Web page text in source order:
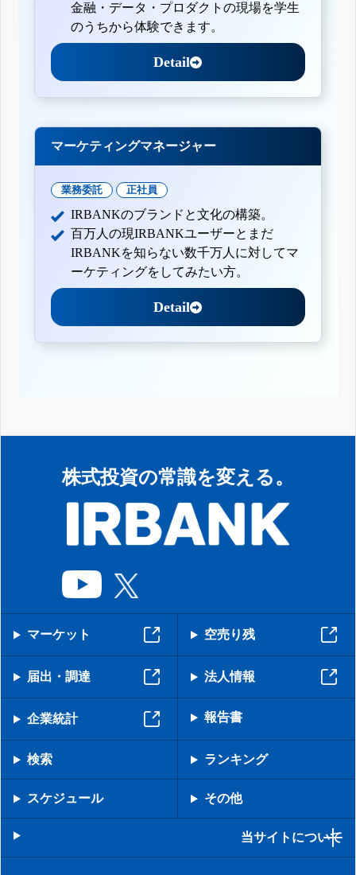
金融・データ・プロダクトの現場を学生
のうちから体験できます。
Detail
マーケティングマネージャー
業務委託 正社員
IRBANKのブランドと文化の構築。
百万人の現IRBANKユーザーとまだ
IRBANKを知らない数千万人に対してマ
ーケティングをしてみたい方。
Detail
株式投資の常識を変える。
マーケット 空売り残
届出・調達 法人情報
企業統計 報告書
検索 ランキング
スケジュール その他
当サイトについて